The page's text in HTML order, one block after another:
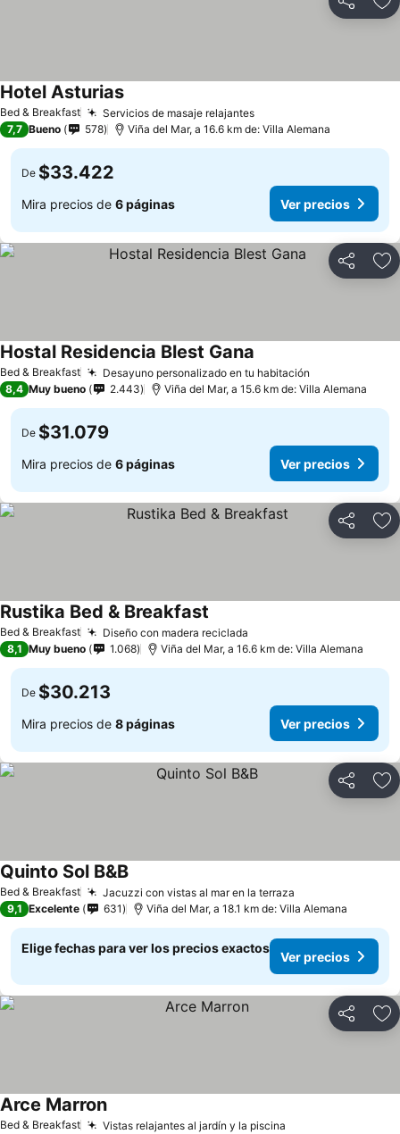
Compartir
Bed & Breakfast Servicios de masaje relajantes
Hotel Asturias
7,7 Bueno 578 Viña del Mar, a 16.6 km de: Villa Alemana
De $33.422
Mira precios de 6 páginas Ver precios
Compartir
Bed & Breakfast Desayuno personalizado en tu habitación
Hostal Residencia Blest Gana
8,4 Muy bueno 2.443 Viña del Mar, a 15.6 km de: Villa Alemana
De $31.079
Mira precios de 6 páginas Ver precios
Compartir
Bed & Breakfast Diseño con madera reciclada
Rustika Bed & Breakfast
8,1 Muy bueno 1.068 Viña del Mar, a 16.6 km de: Villa Alemana
De $30.213
Mira precios de 8 páginas Ver precios
Compartir
Bed & Breakfast Jacuzzi con vistas al mar en la terraza
Quinto Sol B&B
9,1 Excelente 631 Viña del Mar, a 18.1 km de: Villa Alemana
Elige fechas para ver los precios exactos
Ver precios
Compartir
Bed & Breakfast Vistas relajantes al jardín y la piscina
Arce Marron